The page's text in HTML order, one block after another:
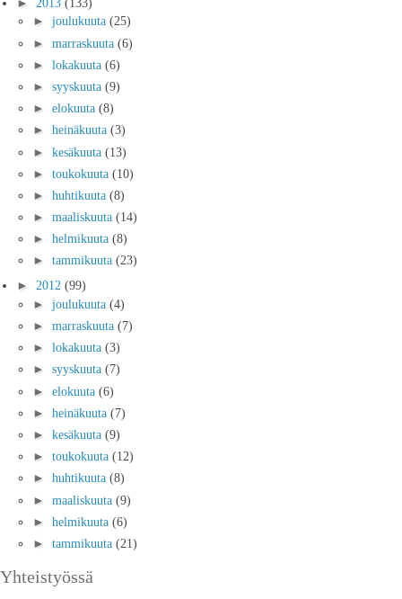
► joulukuuta (25)
► marraskuuta (6)
► lokakuuta (6)
► syyskuuta (9)
► elokuuta (8)
► heinäkuuta (3)
► kesäkuuta (13)
► toukokuuta (10)
► huhtikuuta (8)
► maaliskuuta (14)
► helmikuuta (8)
► tammikuuta (23)
► 2012 (99)
► joulukuuta (4)
► marraskuuta (7)
► lokakuuta (3)
► syyskuuta (7)
► elokuuta (6)
► heinäkuuta (7)
► kesäkuuta (9)
► toukokuuta (12)
► huhtikuuta (8)
► maaliskuuta (9)
► helmikuuta (6)
► tammikuuta (21)
Yhteistyössä